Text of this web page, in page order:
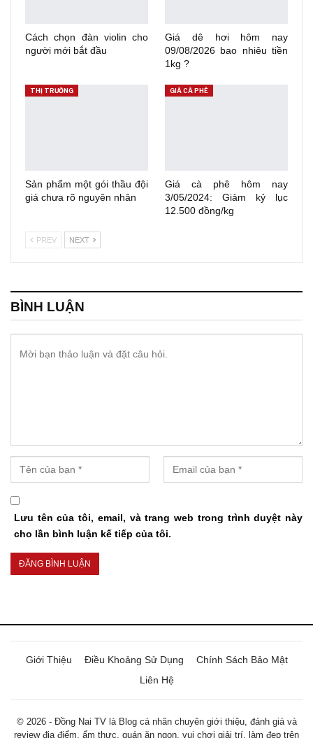
Cách chọn đàn violin cho
người mới bắt đầu
Giá dê hơi hôm nay
09/08/2026 bao nhiêu tiền
1kg ?
THỊ TRƯỜNG
Sản phẩm một gói thầu đội
giá chưa rõ nguyên nhân
GIÁ CÀ PHÊ
Giá cà phê hôm nay
3/05/2024: Giảm kỷ lục
12.500 đồng/kg
PREV NEXT
BÌNH LUẬN
Lưu tên của tôi, email, và trang web trong trình duyệt này
cho lần bình luận kế tiếp của tôi.
Giới Thiệu Điều Khoảng Sử Dụng
Chính Sách Bảo Mật
Liên Hệ
© 2026 - Đồng Nai TV là Blog cá nhân chuyên giới thiệu, đánh giá và
review địa điểm, ẩm thực, quán ăn ngon, vui chơi giải trí, làm đẹp trên